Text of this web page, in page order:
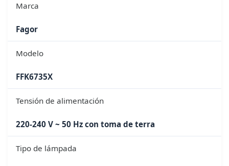
Marca
Fagor
Modelo
FFK6735X
Tensión de alimentación
220-240 V ~ 50 Hz con toma de terra
Tipo de lámpada